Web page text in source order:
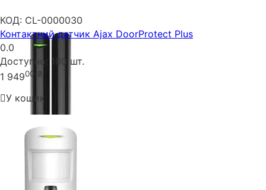
КОД: CL-0000030
Контактний датчик Ajax DoorProtect Plus
0.0
Доступно: 100 шт.
1 94900 ₴
У кошик